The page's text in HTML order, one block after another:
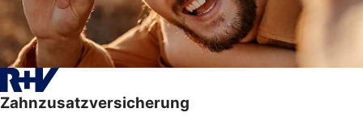
Zahnzusatzversicherung